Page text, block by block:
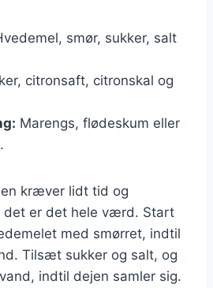
smør, sukker, salt
citronsaft, citronskal og
Marengs, flødeskum eller
kræver lidt tid og
det er det hele værd. Start
med smørret, indtil
Tilsæt sukker og salt, og
indtil dejen samler sig.